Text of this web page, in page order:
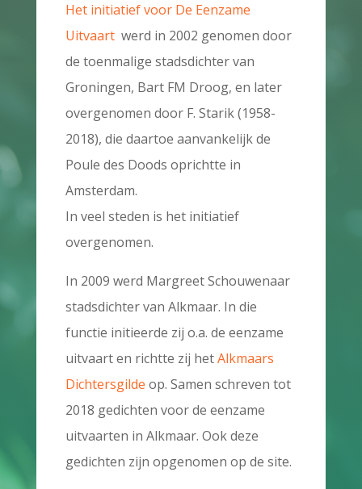
Het initiatief voor De Eenzame
Uitvaartwerd in 2002 genomen door
de toenmalige stadsdichter van
Groningen, Bart FM Droog, en later
overgenomen door F. Starik (1958-
2018), die daartoe aanvankelijk de
Poule des Doods oprichtte in
Amsterdam.
In veel steden is het initiatief
overgenomen.
In 2009 werd Margreet Schouwenaar
stadsdichter van Alkmaar. In die
functie initieerde zij o.a. de eenzame
uitvaart en richtte zij hetAlkmaars
Dichtersgilde op. Samen schreven tot
2018 gedichten voor de eenzame
uitvaarten in Alkmaar. Ook deze
gedichten zijn opgenomen op de site.